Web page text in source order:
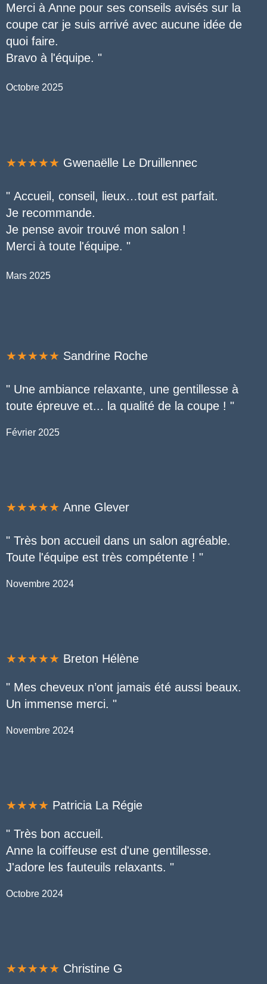
Merci à Anne pour ses conseils avisés sur la
coupe car je suis arrivé avec aucune idée de
quoi faire.
Bravo à l'équipe. "
Octobre 2025
★★★★★ Gwenaëlle Le Druillennec
" Accueil, conseil, lieux…tout est parfait.
Je recommande.
Je pense avoir trouvé mon salon !
Merci à toute l'équipe. "
Mars 2025
★★★★★ Sandrine Roche
" Une ambiance relaxante, une gentillesse à
toute épreuve et... la qualité de la coupe ! "
Février 2025
★★★★★ Anne Glever
" Très bon accueil dans un salon agréable.
Toute l'équipe est très compétente ! "
Novembre 2024
★★★★★ Breton Hélène
" Mes cheveux n’ont jamais été aussi beaux.
Un immense merci. "
Novembre 2024
★★★★ Patricia La Régie
" Très bon accueil.
Anne la coiffeuse est d'une gentillesse.
J'adore les fauteuils relaxants. "
Octobre 2024
★★★★★ Christine G